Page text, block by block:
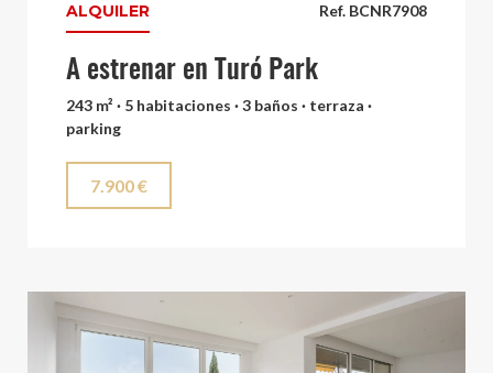
Ref. BCNR7908
ALQUILER
A estrenar en Turó Park
243 m² · 5 habitaciones · 3 baños · terraza ·
parking
7.900 €